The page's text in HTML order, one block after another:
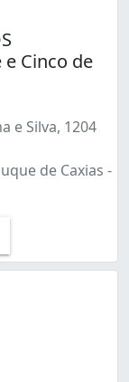
e Cinco de
e Silva, 1204
de Caxias -